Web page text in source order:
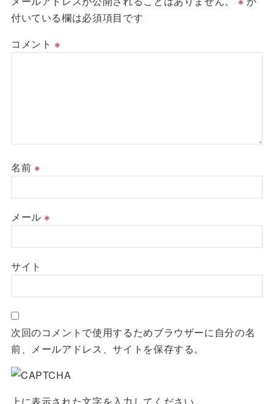
付いている欄は必須項目です
コメント※
名前 ※
メール※
サイト
次回のコメントで使用するためブラウザーに自分の名
前、メールアドレス、サイトを保存する。